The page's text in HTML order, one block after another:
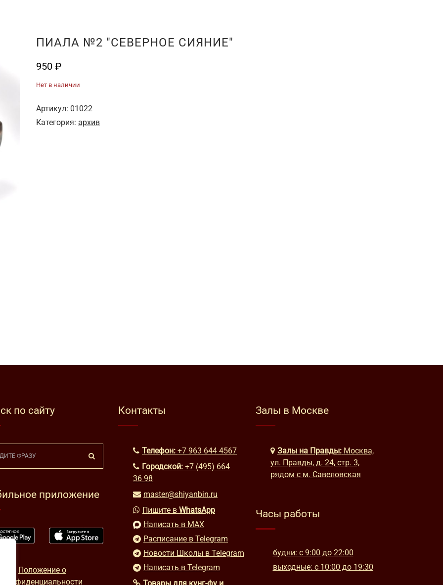
ПИАЛА №2 "СЕВЕРНОЕ СИЯНИЕ"
950 ₽
Нет в наличии
Артикул: 01022
Категория: архив
по сайту
приложение
Положение о
конфиденциальности
Контакты
Телефон: +7 963 644 4567
Городской: +7 (495) 664
36 98
master@shiyanbin.ru
Пишите в WhatsApp
Написать в MAX
Расписание в Telegram
Новости Школы в Telegram
Написать в Telegram
Залы в Москве
Залы на Правды: Москва,
ул. Правды, д. 24, стр. 3,
рядом с м. Савеловская
Часы работы
будни: с 9:00 до 22:00
выходные: с 10:00 до 19:30